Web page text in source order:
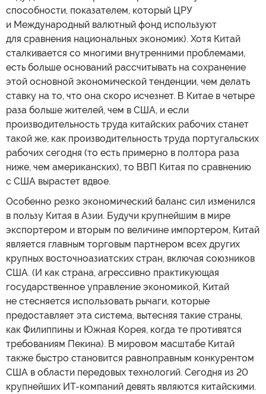
способности, показателем, который ЦРУ
и Международный валютный фонд используют
для сравнения национальных экономик). Хотя Китай
сталкивается со многими внутренними проблемами,
есть больше оснований рассчитывать на сохранение
этой основной экономической тенденции, чем делать
ставку на то, что она скоро исчезнет. В Китае в четыре
раза больше жителей, чем в США, и если
производительность труда китайских рабочих станет
такой же, как производительность труда португальских
рабочих сегодня (то есть примерно в полтора раза
ниже, чем американских), то ВВП Китая по сравнению
с США вырастет вдвое.
Особенно резко экономический баланс сил изменился
в пользу Китая в Азии. Будучи крупнейшим в мире
экспортером и вторым по величине импортером, Китай
является главным торговым партнером всех других
крупных восточноазиатских стран, включая союзников
США. (И как страна, агрессивно практикующая
государственное управление экономикой, Китай
не стесняется использовать рычаги, которые
предоставляет эта система, вытесняя такие страны,
как Филиппины и Южная Корея, когда те противятся
требованиям Пекина). В мировом масштабе Китай
также быстро становится равноправным конкурентом
США в области передовых технологий. Сегодня из 20
крупнейших ИТ-компаний девять являются китайскими.